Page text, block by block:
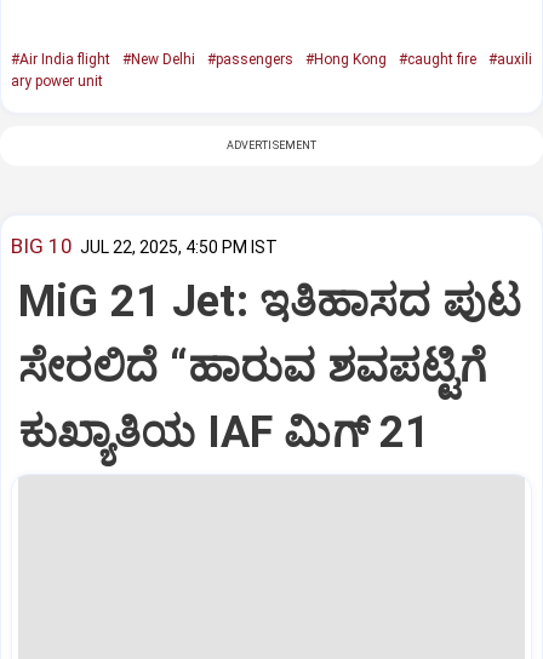
#Air India flight #New Delhi #passengers #Hong Kong #caught fire
#auxili
ary power unit
ADVERTISEMENT
BIG 10 JUL 22, 2025, 4:50 PM IST
MiG 21 Jet: ಇತಿಹಾಸದ ಪುಟ
ಸೇರಲಿದೆ “ಹಾರುವ ಶವಪಟ್ಟಿಗೆ
ಕುಖ್ಯಾತಿಯ IAF ಮಿಗ್‌ 21